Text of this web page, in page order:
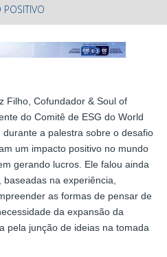
Filho, Cofundador & Soul of
do Comitê de ESG do World
a palestra sobre o desafio
um impacto positivo no mundo
gerando lucros. Ele falou ainda
na experiência,
as formas de pensar de
da expansão da
pela junção de ideias na tomada